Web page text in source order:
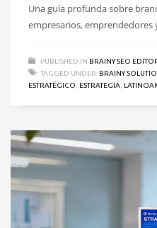
Una guía profunda sobre
empresarios, emprendedores
PUBLISHED IN BRAINY SEO
TAGGED UNDER: BRAINY
ESTRATÉGICO
ESTRATEGIA